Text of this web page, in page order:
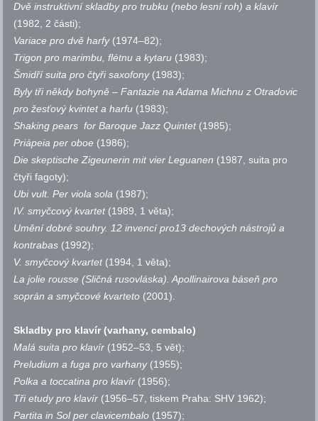
Dvě instruktivní skladby pro trubku (nebo lesní roh) a klavír
(1982, 2 části);
Variace pro dvě harfy (1974–82);
Trigon pro marimbu, flétnu a kytaru (1983);
Šmidří suita pro čtyři saxofony (1983);
Byly tři někdy bohyně – Fantazie na Adama Michnu z Otradovic
pro žesťový kvintet a harfu (1983);
Shaking pears for Baroque Jazz Quintet (1985);
Priápeia per oboe (1986);
Die skeptische Zigeunerin mit vier Leguanen (1987, suita pro
čtyři fagoty);
Ubi vult. Per viola sola (1987);
IV. smyčcový kvartet (1989, 1 věta);
Umění dobré souhry. 12 invencí pro13 dechových nástrojů a
kontrabas (1992);
V. smyčcový kvartet (1994, 1 věta);
La jolie rousse (Sličná rusovláska). Apollinairova báseň pro
soprán a smyčcové kvarteto (2001).
Skladby pro klavír (varhany, cembalo)
Malá suita pro klavír (1952–53, 5 vět);
Preludium a fuga pro varhany(1955);
Polka a toccatina pro klavír (1956);
Tři etudy pro klavír (1956–57, tiskem Praha: SHV 1962);
Partita in Sol per clavicembalo (1957);